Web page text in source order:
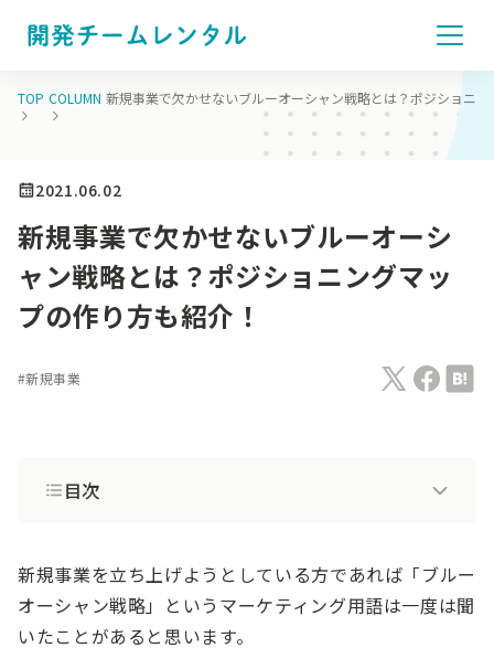
TOP COLUMN 新規事業で欠かせないブルーオーシャン戦略とは？ポジショニ
2021.06.02
新規事業で欠かせないブルーオーシ
ャン戦略とは？ポジショニングマッ
プの作り方も紹介！
#新規事業
目次
新規事業を立ち上げようとしている方であれば「ブルー
オーシャン戦略」というマーケティング用語は一度は聞
いたことがあると思います。